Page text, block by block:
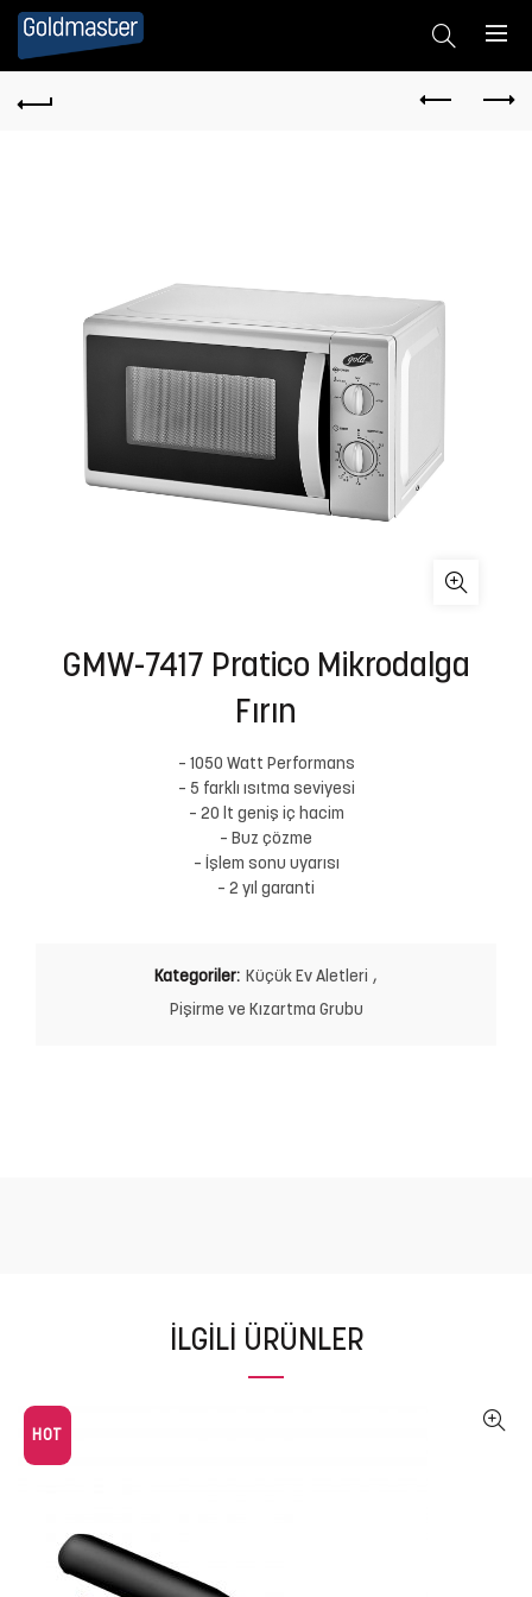
GMW-7417 Pratico Mikrodalga
Fırın
– 1050 Watt Performans
– 5 farklı ısıtma seviyesi
– 20 lt geniş iç hacim
– Buz çözme
– İşlem sonu uyarısı
– 2 yıl garanti
Kategoriler: Küçük Ev Aletleri ,
Pişirme ve Kızartma Grubu
İLGILI ÜRÜNLER
HOT